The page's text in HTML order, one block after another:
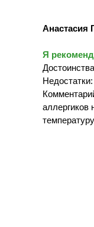
Анастасия
Я
аллергиков